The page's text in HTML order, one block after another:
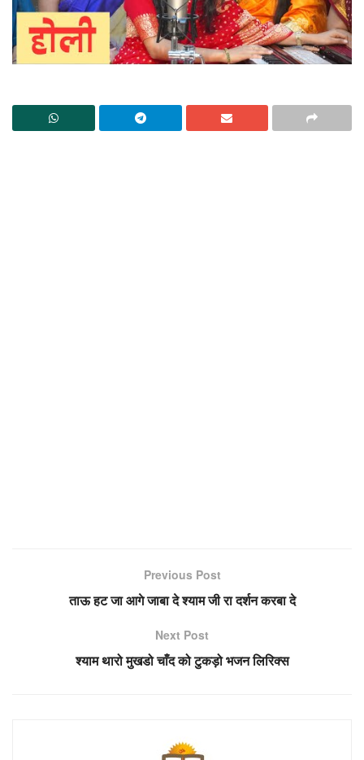
Previous Post
ताऊ हट जा आगे जाबा दे श्याम जी रा दर्शन करबा दे
Next Post
श्याम थारो मुखडो चाँद को टुकड़ो भजन लिरिक्स